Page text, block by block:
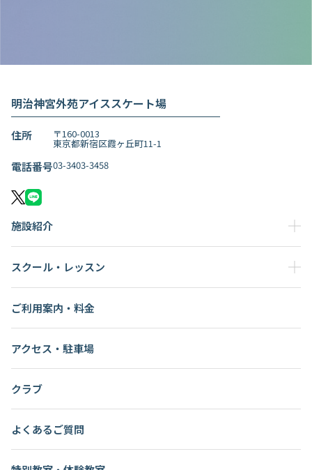
明治神宮外苑アイススケート場
住所 〒160-0013
東京都新宿区霞ヶ丘町11-1
電話番号03-3403-3458
施設紹介
スクール・レッスン
ご利用案内・料金
アクセス・駐車場
クラブ
よくあるご質問